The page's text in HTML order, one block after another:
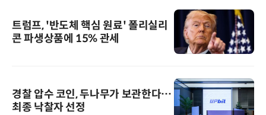
트럼프, '반도체 핵심 원료' 폴리실리
콘 파생상품에 15% 관세
경찰 압수 코인, 두나무가 보관한다…
최종 낙찰자 선정